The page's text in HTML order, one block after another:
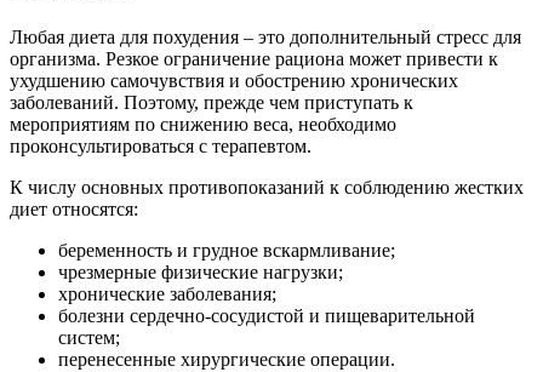
Любая диета для похудения – это дополнительный стресс для
организма. Резкое ограничение рациона может привести к
ухудшению самочувствия и обострению хронических
заболеваний. Поэтому, прежде чем приступать к
мероприятиям по снижению веса, необходимо
проконсультироваться с терапевтом.
К числу основных противопоказаний к соблюдению жестких
диет относятся:
беременность и грудное вскармливание;
чрезмерные физические нагрузки;
хронические заболевания;
болезни сердечно-сосудистой и пищеварительной
систем;
перенесенные хирургические операции.